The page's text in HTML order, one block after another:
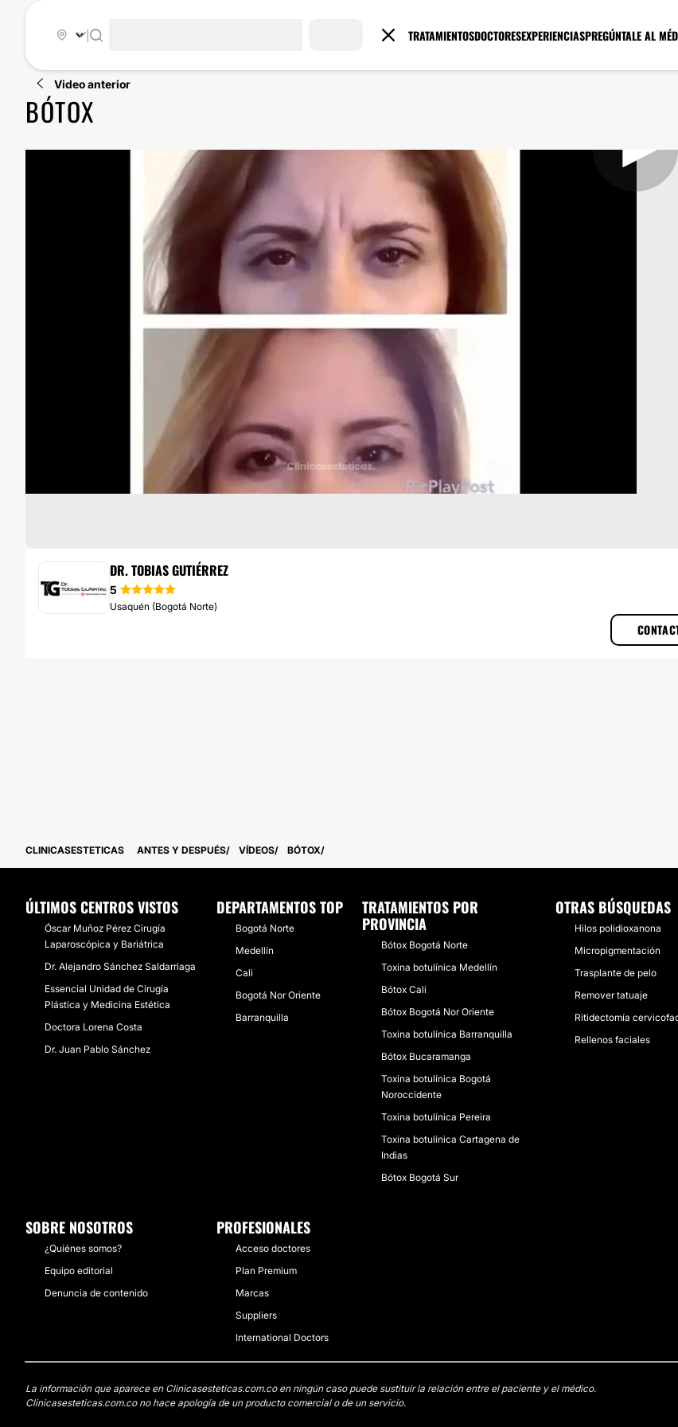
TRATAMIENTOSDOCTORESEXPERIENCIASPREGÚNTALE AL
Video anterior
BÓTOX
DR. TOBIAS GUTIÉRREZ
5
Usaquén (Bogotá Norte)
CLINICASESTETICAS
ANTES Y DESPUÉS VÍDEOS BÓTOX
ÚLTIMOS CENTROS VISTOS
Óscar Muñoz Pérez Cirugía
Laparoscópica y Bariátrica
Dr. Alejandro Sánchez Saldarriaga
Essencial Unidad de Cirugía
Plástica y Medicina Estética
Doctora Lorena Costa
Dr. Juan Pablo Sánchez
DEPARTAMENTOS TOP
Bogotá Norte
Medellín
Cali
Bogotá Nor Oriente
Barranquilla
TRATAMIENTOS POR
PROVINCIA
Bótox Bogotá Norte
Toxina botulínica Medellín
Bótox Cali
Bótox Bogotá Nor Oriente
Toxina botulínica Barranquilla
Bótox Bucaramanga
Toxina botulínica Bogotá
Noroccidente
Toxina botulínica Pereira
Toxina botulínica Cartagena de
Indias
Bótox Bogotá Sur
OTRAS BÚSQUEDAS
Hilos polidioxanona
Micropigmentación
Trasplante de pelo
Remover tatuaje
Ritidectomía
Rellenos faciales
SOBRE NOSOTROS
¿Quiénes somos?
Equipo editorial
Denuncia de contenido
PROFESIONALES
Acceso doctores
Plan Premium
Marcas
Suppliers
International Doctors
La información que aparece en Clinicasesteticas.com.co en ningún caso puede sustituir la relación entre el paciente y el médico.
Clinicasesteticas.com.co no hace apología de un producto comercial o de un servicio.